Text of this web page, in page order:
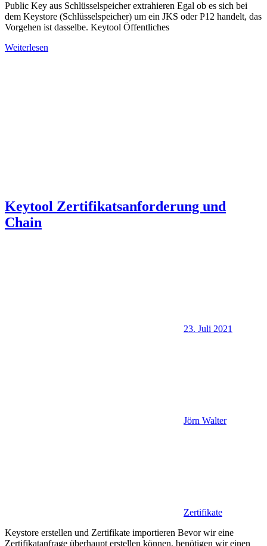
Public Key aus Schlüsselspeicher extrahieren Egal ob es sich bei
dem Keystore (Schlüsselspeicher) um ein JKS oder P12 handelt, das
Vorgehen ist dasselbe. Keytool Öffentliches
Weiterlesen
Keytool Zertifikatsanforderung und
Chain
23. Juli 2021
Jörn Walter
Zertifikate
Keystore erstellen und Zertifikate importieren Bevor wir eine
Zertifikatanfrage überhaupt erstellen können, benötigen wir einen